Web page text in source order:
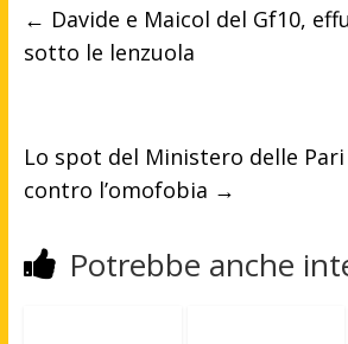
← Davide e Maicol del Gf10,
sotto le lenzuola
Lo spot del Ministero delle
contro l’omofobia →
Potrebbe anche